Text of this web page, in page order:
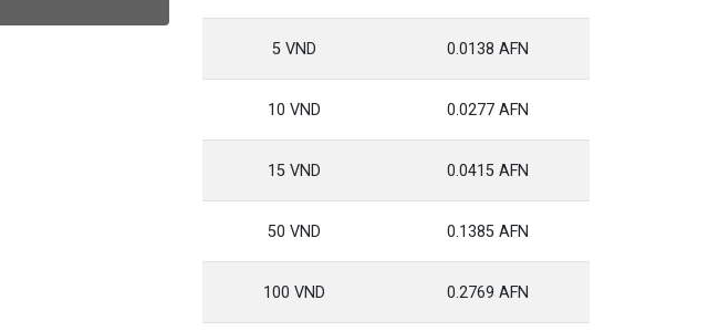
5 VND 0.0138 AFN
10 VND 0.0277 AFN
15 VND 0.0415 AFN
50 VND 0.1385 AFN
100 VND 0.2769 AFN